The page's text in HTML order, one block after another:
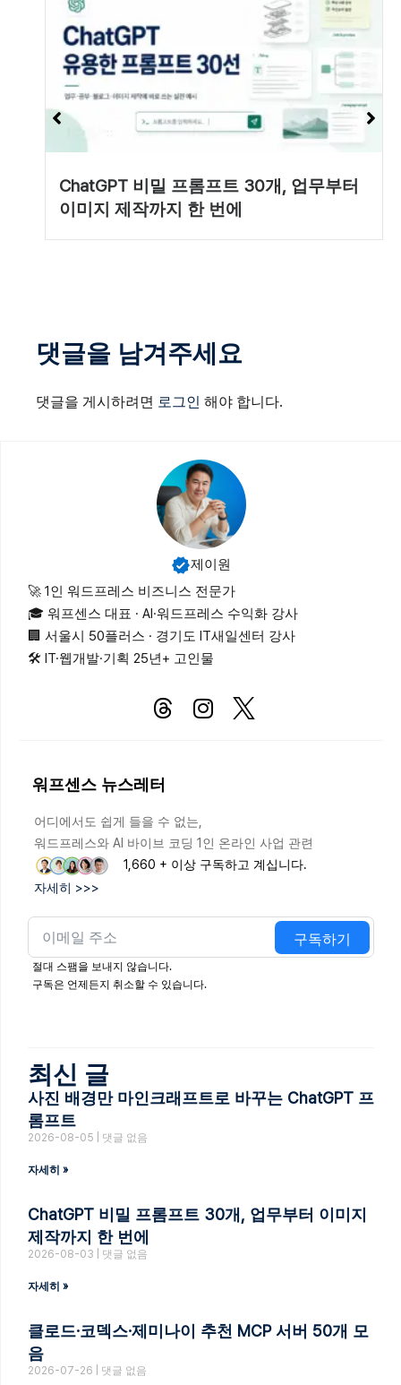
ChatGPT 비밀 프롬프트 30개, 업무부터
이미지 제작까지 한 번에
댓글을 남겨주세요
댓글을 게시하려면 로그인 해야 합니다.
제이원
🚀 1인 워드프레스 비즈니스 전문가
🎓 워프센스 대표 · AI·워드프레스 수익화 강사
🏢 서울시 50플러스 · 경기도 IT새일센터 강사
🛠 IT·웹개발·기획 25년+ 고인물
워프센스 뉴스레터
어디에서도 쉽게 들을 수 없는,
워드프레스와 AI 바이브 코딩 1인 온라인 사업 관련
1,660 + 이상 구독하고 계십니다.
자세히 >>>
구독하기
절대 스팸을 보내지 않습니다.
구독은 언제든지 취소할 수 있습니다.
최신 글
사진 배경만 마인크래프트로 바꾸는 ChatGPT 프
롬프트
2026-08-05 댓글 없음
자세히 »
ChatGPT 비밀 프롬프트 30개, 업무부터 이미지
제작까지 한 번에
2026-08-03 댓글 없음
자세히 »
클로드·코덱스·제미나이 추천 MCP 서버 50개 모
음
2026-07-26 댓글 없음